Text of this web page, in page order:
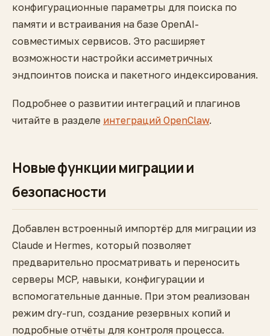
конфигурационные параметры для поиска по
памяти и встраивания на базе OpenAI-
совместимых сервисов. Это расширяет
возможности настройки ассиметричных
эндпоинтов поиска и пакетного индексирования.
Подробнее о развитии интеграций и плагинов
читайте в разделе интеграций OpenClaw.
Новые функции миграции и
безопасности
Добавлен встроенный импортёр для миграции из
Claude и Hermes, который позволяет
предварительно просматривать и переносить
серверы MCP, навыки, конфигурации и
вспомогательные данные. При этом реализован
режим dry-run, создание резервных копий и
подробные отчёты для контроля процесса.